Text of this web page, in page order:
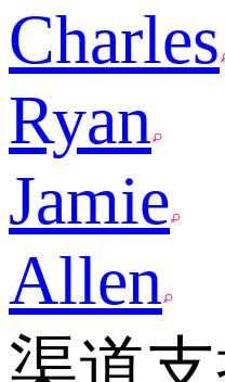
Charles
Ryan
Jamie
Allen